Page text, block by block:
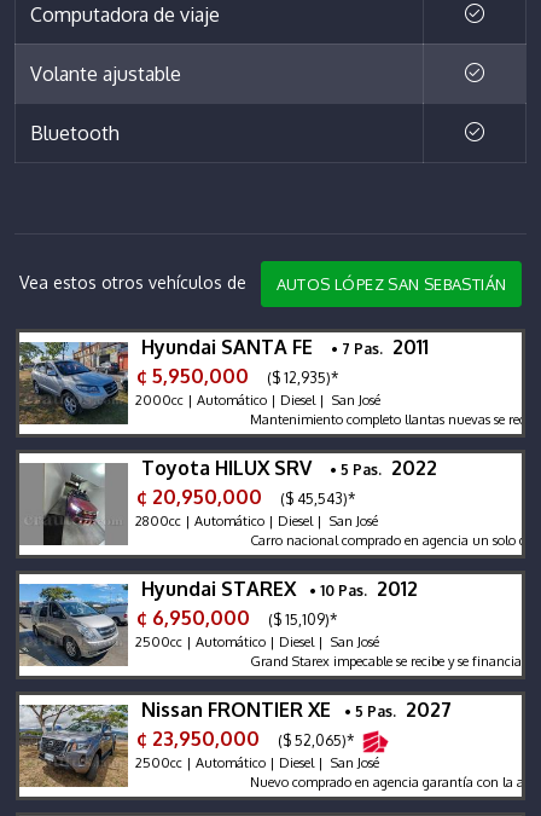
Computadora de viaje
Volante ajustable
Bluetooth
Vea estos otros vehículos de AUTOS LÓPEZ SAN SEBASTIÁN
Hyundai SANTA FE • 7 Pas. 2011
¢ 5,950,000
($ 12,935)*
2000cc | Automático | Diesel | San José
Mantenimiento completo llantas nuevas se recibe y
Toyota HILUX SRV • 5 Pas. 2022
¢ 20,950,000
($ 45,543)*
2800cc | Automático | Diesel | San José
Carro nacional comprado en agencia un solo
Hyundai STAREX • 10 Pas. 2012
¢ 6,950,000
($ 15,109)*
2500cc | Automático | Diesel | San José
Grand Starex impecable se recibe y se financia
Nissan FRONTIER XE • 5 Pas. 2027
¢ 23,950,000
($ 52,065)*
2500cc | Automático | Diesel | San José
Nuevo comprado en agencia garantía con la agencia